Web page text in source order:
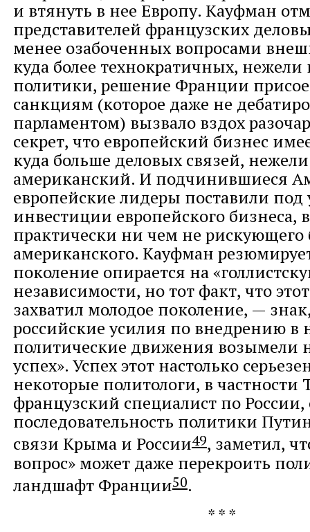
и втянуть в нее Европу. Кауфман
представителей французских
менее озабоченных вопросами
куда более технократичных,
политики, решение Франции
санкциям (которое даже не
парламентом) вызвало вздох
секрет, что европейский бизнес
куда больше деловых связей, нежели
американский. И подчинившиеся
европейские лидеры поставили под
инвестиции европейского бизнеса,
практически ни чем не рискующего
американского. Кауфман
поколение опирается на
независимости, но тот факт, что
захватил молодое поколение, —
российские усилия по внедрению в
политические движения возымели
успех». Успех этот настолько
некоторые политологи, в частности
французский специалист по
последовательность политики
связи Крыма и России49, заметил,
вопрос» может даже перекроить
ландшафт Франции50.
* * *